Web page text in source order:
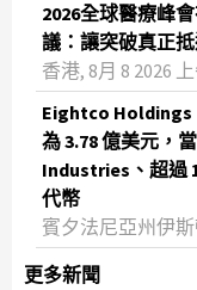
2026全球醫療峰
議：讓突破真正
香港, 8月 8 2026
Eightco Holdings
為 3.78 億美元，
Industries、超過
代幣
賓夕法尼亞州伊斯
更多新聞